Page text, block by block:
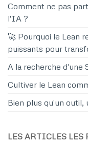
Comment ne pas
l'IA ?
🚀 Pourquoi le Lean
puissants pour
A la recherche d'une
Cultiver le Lean
Bien plus qu'un outil,
LES ARTICLES